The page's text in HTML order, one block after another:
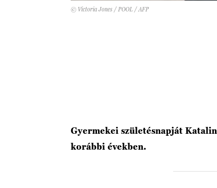
© Victoria Jones / POOL / AFP
Gyermekei születésnapját
korábbi években.